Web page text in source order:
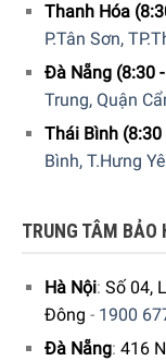
Thanh Hóa
P.Tân Sơn,
Đà Nẵng (8:30
Trung, Quận
Thái Bình (8:30
Bình, T.Hưng
TRUNG TÂM BẢO
Hà Nội: Số 04,
Đông - 1900
Đà Nẵng: 416